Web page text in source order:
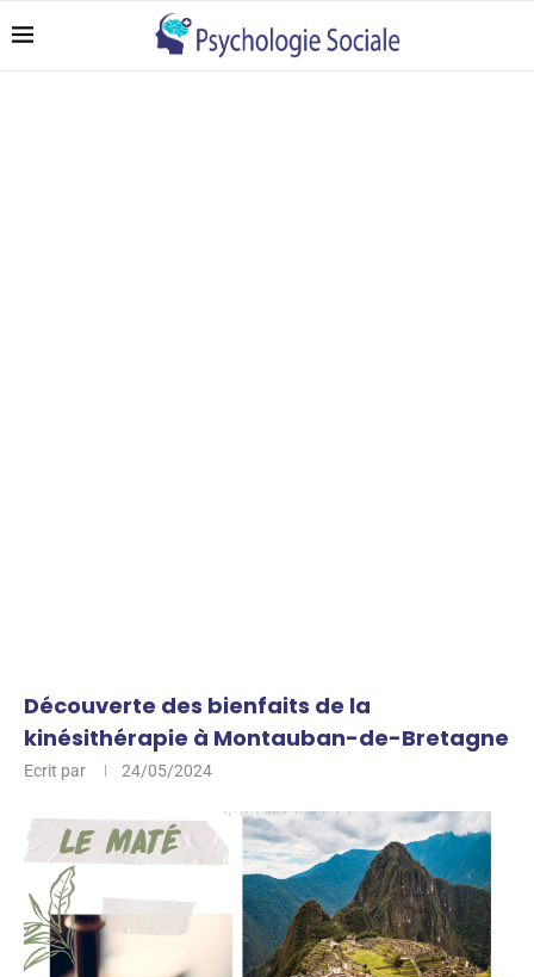
Découverte des bienfaits de la
kinésithérapie à Montauban-de-Bretagne
Ecrit par 24/05/2024